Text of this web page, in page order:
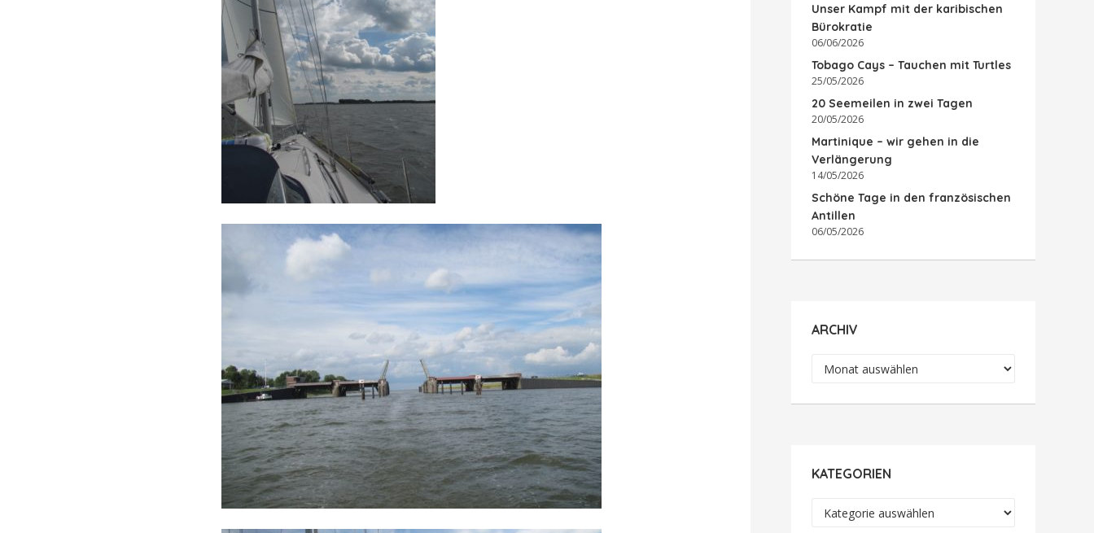
Unser Kampf mit der karibischen
Bürokratie
06/06/2026
Tobago Cays – Tauchen mit Turtles
25/05/2026
20 Seemeilen in zwei Tagen
20/05/2026
Martinique – wir gehen in die
Verlängerung
14/05/2026
Schöne Tage in den französischen
Antillen
06/05/2026
ARCHIV
Archiv
KATEGORIEN